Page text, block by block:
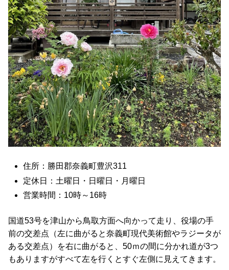
住所：勝田郡奈義町豊沢311
定休日：土曜日・日曜日・月曜日
営業時間：10時～16時
国道53号を津山から鳥取方面へ向かって走り、役場の手
前の交差点（左に曲がると奈義町現代美術館やラジータが
ある交差点）を右に曲がると、50ｍの間に分かれ道が3つ
もありますがすべて左を行くとすぐ左側に見えてきます。